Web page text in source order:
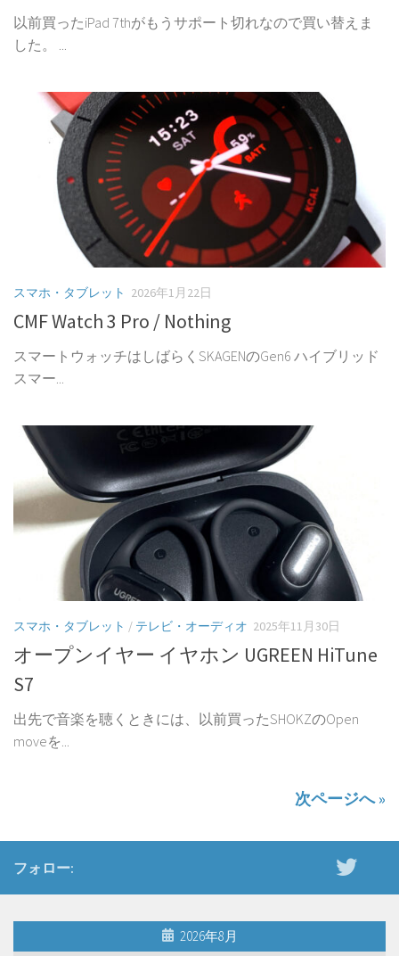
以前買ったiPad 7thがもうサポート切れなので買い替えま
した。 ...
スマホ・タブレット 2026年1月22日
CMF Watch 3 Pro / Nothing
スマートウォッチはしばらくSKAGENのGen6 ハイブリッド
スマー...
スマホ・タブレット / テレビ・オーディオ 2025年11月30日
オープンイヤー イヤホン UGREEN HiTune
S7
出先で音楽を聴くときには、以前買ったSHOKZのOpen
moveを...
次ページへ »
フォロー:
2026年8月